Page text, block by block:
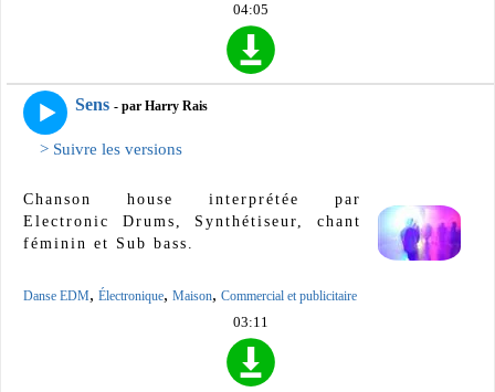
04:05
Sens - par Harry Rais
> Suivre les versions
Chanson house interprétée par
Electronic Drums, Synthétiseur, chant
féminin et Sub bass.
Danse EDM, Électronique, Maison, Commercial et publicitaire
03:11